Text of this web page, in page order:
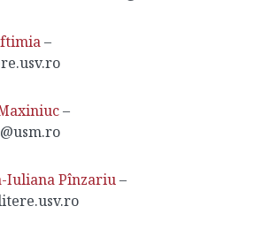
–
–
Iuliana Pînzariu –